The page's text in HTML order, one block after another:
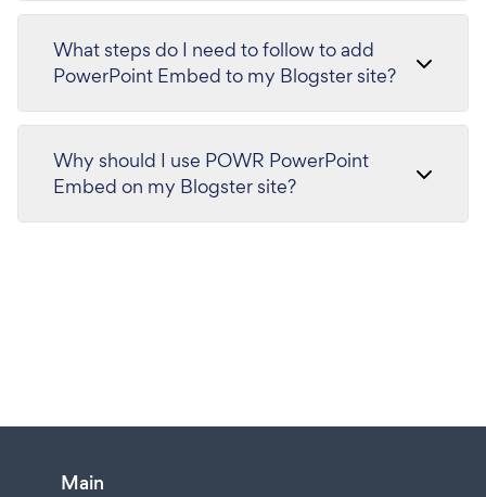
What steps do I need to follow to add
PowerPoint Embed to my Blogster site?
Why should I use POWR PowerPoint
Embed on my Blogster site?
Main